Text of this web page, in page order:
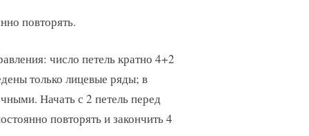
повторять.
число петель кратно 4+2
только лицевые ряды; в
Начать с 2 петель перед
повторять и закончить 4